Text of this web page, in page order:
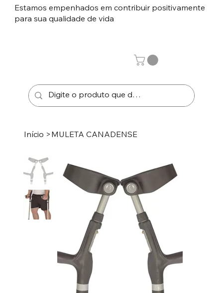
Estamos empenhados em contribuir positivamente
para sua qualidade de vida
Início > MULETA CANADENSE